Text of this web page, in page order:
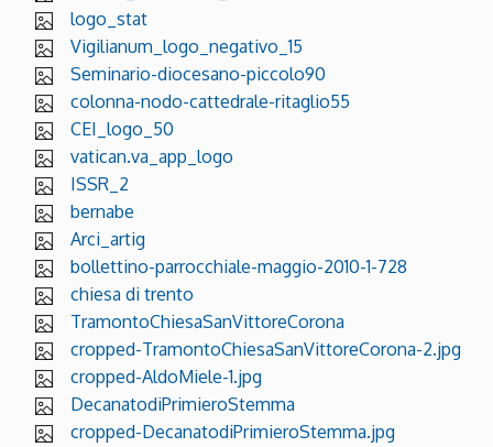
logo_stat
Vigilianum_logo_negativo_15
Seminario-diocesano-piccolo90
colonna-nodo-cattedrale-ritaglio55
CEI_logo_50
vatican.va_app_logo
ISSR_2
bernabe
Arci_artig
bollettino-parrocchiale-maggio-2010-1-728
chiesa di trento
TramontoChiesaSanVittoreCorona
cropped-TramontoChiesaSanVittoreCorona-2.jpg
cropped-AldoMiele-1.jpg
DecanatodiPrimieroStemma
cropped-DecanatodiPrimieroStemma.jpg